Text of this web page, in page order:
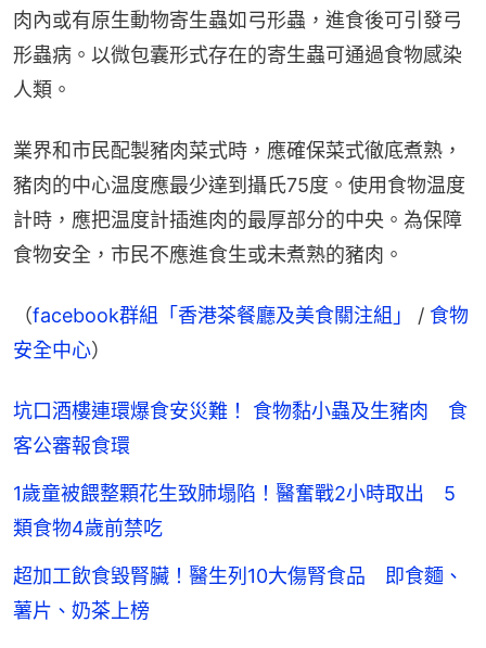
肉內或有原生動物寄生蟲如弓形蟲，進食後可引發弓
形蟲病。以微包囊形式存在的寄生蟲可通過食物感染
人類。
業界和市民配製豬肉菜式時，應確保菜式徹底煮熟，
豬肉的中心温度應最少達到攝氏75度。使用食物温度
計時，應把温度計插進肉的最厚部分的中央。為保障
食物安全，市民不應進食生或未煮熟的豬肉。
（facebook群組「香港茶餐廳及美食關注組」 / 食物
安全中心）
坑口酒樓連環爆食安災難！ 食物黏小蟲及生豬肉 食
客公審報食環
1歲童被餵整顆花生致肺塌陷！醫奮戰2小時取出 5
類食物4歲前禁吃
超加工飲食毀腎臟！醫生列10大傷腎食品 即食麵、
薯片、奶茶上榜